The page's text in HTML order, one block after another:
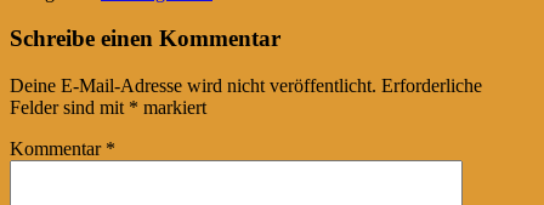
Schreibe einen Kommentar
Deine E-Mail-Adresse wird nicht veröffentlicht. Erforderliche
Felder sind mit * markiert
Kommentar *